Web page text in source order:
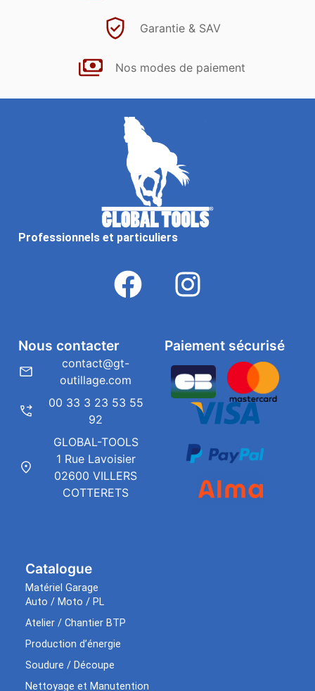
Garantie & SAV
Nos modes de paiement
Professionnels et particuliers
Catalogue
Matériel Garage
Auto / Moto / PL
Atelier / Chantier BTP
Production d’énergie
Soudure / Découpe
Nettoyage et Manutention
Paiement sécurisé
Nous contacter
contact@gt-
outillage.com
00 33 3 23 53 55
92
GLOBAL-TOOLS
1 Rue Lavoisier
02600 VILLERS
COTTERETS